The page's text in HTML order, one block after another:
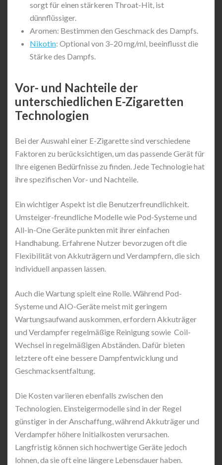
sorgt für einen stärkeren Throat-Hit, ist
dünnflüssiger.
Aromen: Bestimmen den Geschmack des Dampfs.
Nikotin: Optional von 3–20 mg/ml, beeinflusst die
Stärke des Dampfs.
Vor- und Nachteile der
unterschiedlichen E-Zigaretten
Technologien
Bei der Auswahl einer E-Zigarette sind verschiedene
Faktoren zu berücksichtigen, um das passende Gerät für
Ihre eigenen Bedürfnisse zu finden. Jede Technologie hat
ihre spezifischen Vor- und Nachteile.
Ein wichtiger Aspekt ist die Benutzerfreundlichkeit.
Umsteiger-freundliche Modelle wie Pod-Systeme und
All-in-One Geräte punkten mit ihrer einfachen
Handhabung. Erfahrene Nutzer bevorzugen oft die
Flexibilität von Akkuträgern und Verdampfern, die sich
individuell anpassen lassen.
Auch die Wartung spielt eine Rolle. Während Pod-
Systeme und AIO-Geräte meist mit geringem
Wartungsaufwand auskommen, erfordern Akkuträger
und Verdampfer regelmäßige Reinigung sowie Coil-
Wechsel in regelmäßigen Abständen. Dafür bieten
letztere oft eine bessere Dampfentwicklung und
Geschmacksentfaltung.
Die Kosten variieren ebenfalls zwischen den
Technologien. Einsteigermodelle sind in der Regel
günstiger in der Anschaffung, während Akkuträger und
Verdampfer höhere Initialkosten verursachen.
Langfristig können sich hochwertige Geräte jedoch
lohnen, da sie oft eine längere Lebensdauer haben.